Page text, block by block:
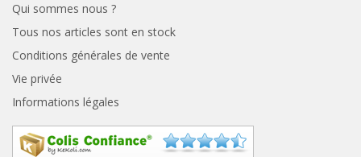
Qui sommes nous ?
Tous nos articles sont en stock
Conditions générales de vente
Vie privée
Informations légales